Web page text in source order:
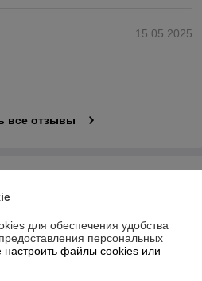
15.05.2025
все отзывы
для обеспечения удобства
персональных
файлы cookies или